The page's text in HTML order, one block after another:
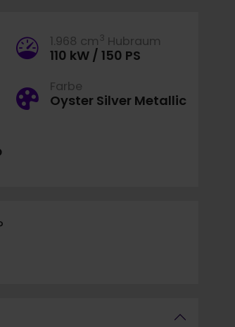
1.968 cm 3 Hubraum
110 kW / 150 PS
Farbe
Oyster Silver Metallic